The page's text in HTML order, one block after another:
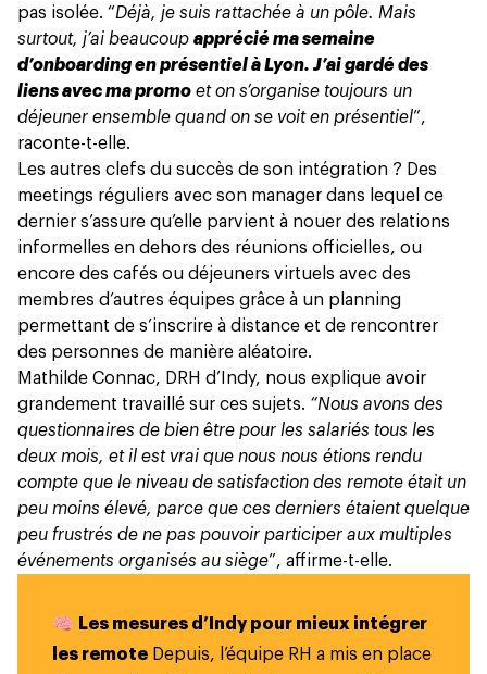
pas isolée. “Déjà, je suis rattachée à un pôle. Mais
surtout, j’ai beaucoup apprécié ma semaine
d’onboarding en présentiel à Lyon. J’ai gardé des
liens avec ma promo et on s’organise toujours un
déjeuner ensemble quand on se voit en présentiel”,
raconte-t-elle.
Les autres clefs du succès de son intégration ? Des
meetings réguliers avec son manager dans lequel ce
dernier s’assure qu’elle parvient à nouer des relations
informelles en dehors des réunions officielles, ou
encore des cafés ou déjeuners virtuels avec des
membres d’autres équipes grâce à un planning
permettant de s’inscrire à distance et de rencontrer
des personnes de manière aléatoire.
Mathilde Connac, DRH d’Indy, nous explique avoir
grandement travaillé sur ces sujets. “Nous avons des
questionnaires de bien être pour les salariés tous les
deux mois, et il est vrai que nous nous étions rendu
compte que le niveau de satisfaction des remote était un
peu moins élevé, parce que ces derniers étaient quelque
peu frustrés de ne pas pouvoir participer aux multiples
événements organisés au siège”, affirme-t-elle.
🧠 Les mesures d’Indy pour mieux intégrer
les remote Depuis, l’équipe RH a mis en place